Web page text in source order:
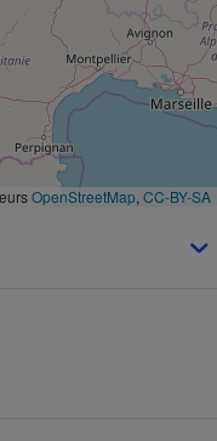
OpenStreetMap CC-BY-SA
Complément
alimentaire
emprunteur
électroménager -
Mutuelle